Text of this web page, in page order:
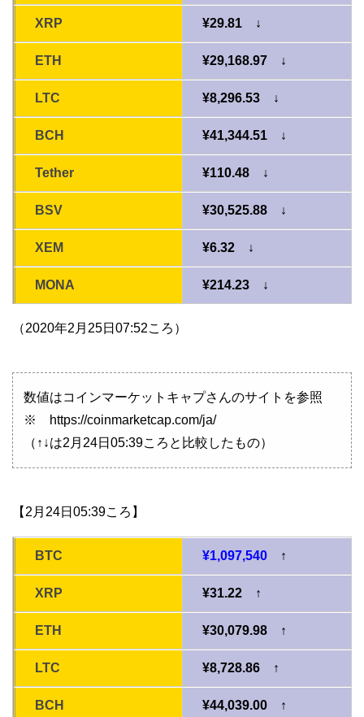
XRP ¥29.81 ↓
ETH ¥29,168.97 ↓
LTC ¥8,296.53 ↓
BCH ¥41,344.51 ↓
Tether ¥110.48 ↓
BSV ¥30,525.88 ↓
XEM ¥6.32 ↓
MONA ¥214.23 ↓
（2020年2月25日07:52ころ）
数値はコインマーケットキャプさんのサイトを参照
※ https://coinmarketcap.com/ja/
（↑↓は2月24日05:39ころと比較したもの）
【2月24日05:39ころ】
BTC ¥1,097,540 ↑
XRP ¥31.22 ↑
ETH ¥30,079.98 ↑
LTC ¥8,728.86 ↑
BCH ¥44,039.00 ↑